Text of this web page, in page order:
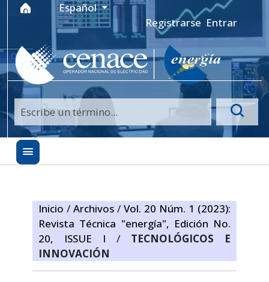
Ir al menú de navegación principal
Ir al contenido principal
Ir al pie de página del sitio
Idioma
Español
Registrarse Entrar
Inicio / Archivos / Vol. 20 Núm. 1 (2023):
Revista Técnica "energía", Edición No.
20, ISSUE I /
TECNOLÓGICOS E
INNOVACIÓN